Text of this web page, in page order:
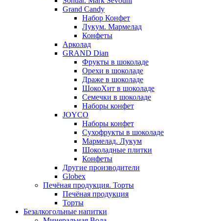
Grand Candy
Набор Конфет
Лукум. Мармелад
Конфеты
Арколад
GRAND Dian
Фрукты в шоколаде
Орехи в шоколаде
Драже в шоколаде
ШокоХит в шоколаде
Семечки в шоколаде
Наборы конфет
JOYCO
Наборы конфет
Сухофрукты в шоколаде
Мармелад. Лукум
Шоколадные плитки
Конфеты
Другие производители
Globex
Печёная продукция. Торты
Печёная продукция
Торты
Безалкогольные напитки